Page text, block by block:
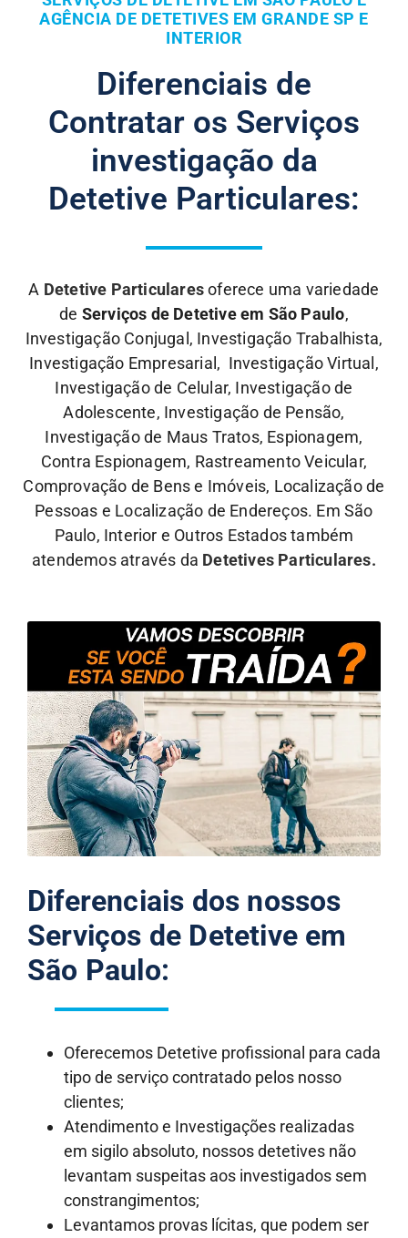
AGÊNCIA DE DETETIVES EM GRANDE SP E
INTERIOR
Diferenciais de
Contratar os Serviços
investigação da
Detetive Particulares:
A Detetive Particularesoferece uma variedade
de Serviços de Detetive em São Paulo,
Investigação Conjugal, Investigação Trabalhista,
Investigação Empresarial, Investigação Virtual,
Investigação de Celular, Investigação de
Adolescente, Investigação de Pensão,
Investigação de Maus Tratos, Espionagem,
Contra Espionagem, Rastreamento Veicular,
Comprovação de Bens e Imóveis, Localização de
Pessoas e Localização de Endereços. Em São
Paulo, Interior e Outros Estados também
atendemos através da Detetives Particulares.
Diferenciais dos nossos
Serviços de Detetive em
São Paulo:
Oferecemos Detetive profissional para cada
tipo de serviço contratado pelos nosso
clientes;
Atendimento e Investigações realizadas
em sigilo absoluto, nossos detetives não
levantam suspeitas aos investigados sem
constrangimentos;
Levantamos provas lícitas, que podem ser